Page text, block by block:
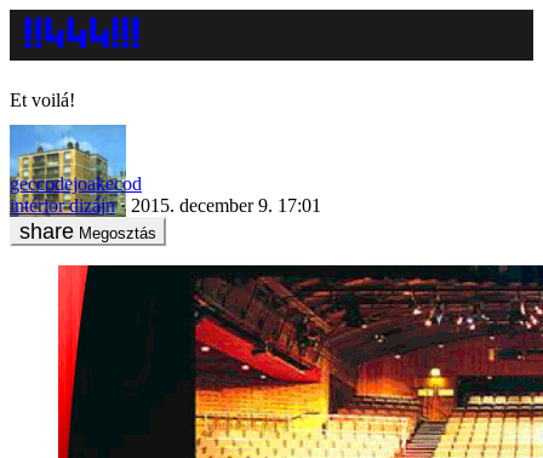
Et voilá!
geccodejoakecod
intérior dizájn
2015. december 9. 17:01
Megosztás